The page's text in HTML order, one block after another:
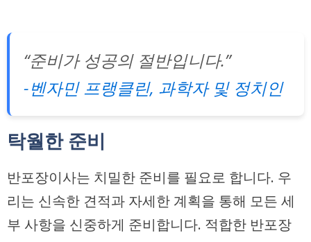
“준비가 성공의 절반입니다.”
-벤자민 프랭클린, 과학자 및 정치인
탁월한 준비
반포장이사는 치밀한 준비를 필요로 합니다. 우
리는 신속한 견적과 자세한 계획을 통해 모든 세
부 사항을 신중하게 준비합니다. 적합한 반포장